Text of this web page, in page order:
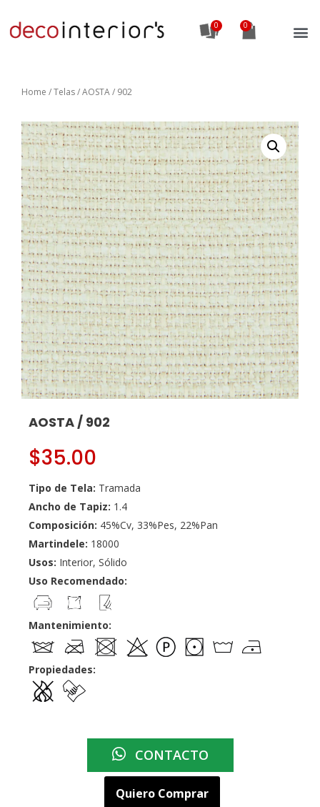
0
Home /Telas/ AOSTA / 902
AOSTA / 902
$35.00
Tipo de Tela: Tramada
Ancho de Tapiz: 1.4
Composición: 45%Cv, 33%Pes, 22%Pan
Martindele: 18000
Usos: Interior, Sólido
Uso Recomendado:
Mantenimiento:
Propiedades:
CONTACTO
Quiero Comprar